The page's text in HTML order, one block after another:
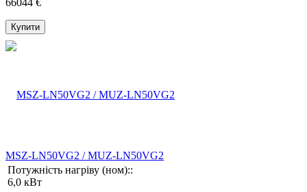
66044 €
Купити
MSZ-LN50VG2 / MUZ-LN50VG2
Потужність нагріву (ном)::
6,0 кВт